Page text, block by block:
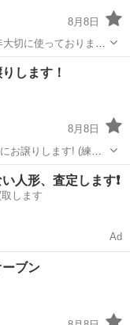
8月8日
替えたためおゆずり
のです。 【商品
家電 焼き器
します！
8月8日
お譲りします! (練馬
わ人形、査定します❗️
します
Ad
ブン